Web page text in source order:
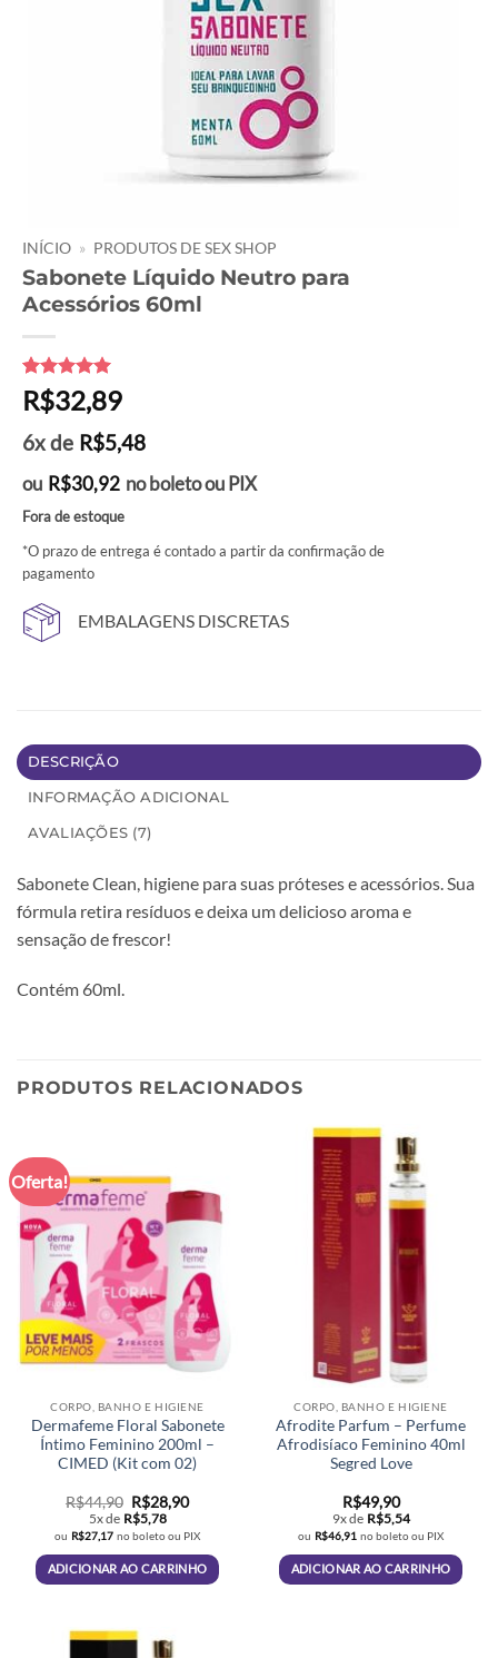
INÍCIO » PRODUTOS DE SEX SHOP
Sabonete Líquido Neutro para
Acessórios 60ml
Avaliado
como5de
baseado em
7
de clientes
R$32,89
6x de R$5,48
ou R$30,92 no boleto ou PIX
Fora de estoque
*O prazo de entrega é contado a partir da confirmação de
pagamento
EMBALAGENS DISCRETAS
DESCRIÇÃO
INFORMAÇÃO ADICIONAL
AVALIAÇÕES (7)
Sabonete Clean, higiene para suas próteses e acessórios. Sua
fórmula retira resíduos e deixa um delicioso aroma e
sensação de frescor!
Contém 60ml.
PRODUTOS RELACIONADOS
Oferta!
CORPO, BANHO E HIGIENE
Dermafeme Floral Sabonete
Íntimo Feminino 200ml –
CIMED (Kit com 02)
R$44,90 O
preço
original
era:
R$44,90.
R$28,90O
atual
é:
R$28,90.
5x de R$5,78
ou R$27,17 no boleto ou PIX
ADICIONAR AO CARRINHO
CORPO, BANHO E HIGIENE
Afrodite Parfum – Perfume
Afrodisíaco Feminino 40ml
Segred Love
R$49,90
9x de R$5,54
ou R$46,91 no boleto ou PIX
ADICIONAR AO CARRINHO